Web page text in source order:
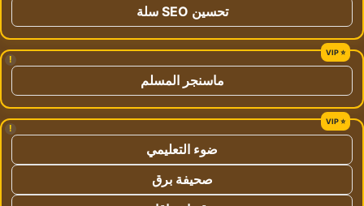
تحسين SEO سلة
!
ماسنجر المسلم
!
ضوء التعليمي
صحيفة برق